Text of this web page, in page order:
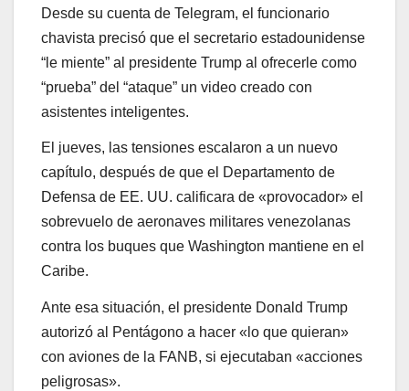
Desde su cuenta de Telegram, el funcionario
chavista precisó que el secretario estadounidense
“le miente” al presidente Trump al ofrecerle como
“prueba” del “ataque” un video creado con
asistentes inteligentes.
El jueves, las tensiones escalaron a un nuevo
capítulo, después de que el Departamento de
Defensa de EE. UU. calificara de «provocador» el
sobrevuelo de aeronaves militares venezolanas
contra los buques que Washington mantiene en el
Caribe.
Ante esa situación, el presidente Donald Trump
autorizó al Pentágono a hacer «lo que quieran»
con aviones de la FANB, si ejecutaban «acciones
peligrosas».